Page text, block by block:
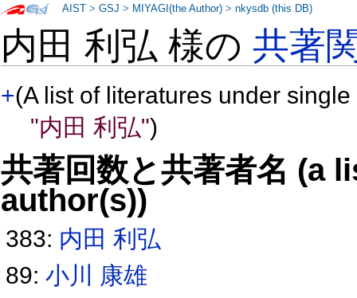
内田 利弘 様の共著
+(A list of literatures under
"内田 利弘")
共著回数と共著者名 (a
author(s))
383: 内田 利弘
89:小川 康雄
AIST >GSJ > MIYAGI(the Author) >nkysdb (this DB)